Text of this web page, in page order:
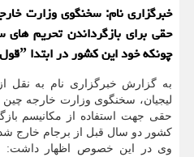
خبرگزاری نام: سخنگوی وزارت
حقی برای بازگرداندن تحریم های
چونكه خود این كشور در ابتدا ˮقول هایش را شكستهˮ بود.
به گزارش خبرگزاری نام به نقل
لیجیان، سخنگوی وزارت خارجه چین
حقی جهت استفاده از مکانیسم
کشور دو سال قبل از برجام خارج
وی در این خصوص اظهار داشت: